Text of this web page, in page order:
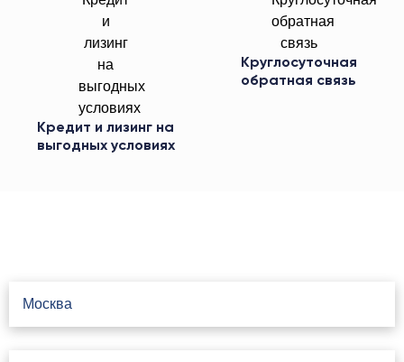
Кредит и лизинг на
выгодных условиях
Круглосуточная
обратная связь
Москва